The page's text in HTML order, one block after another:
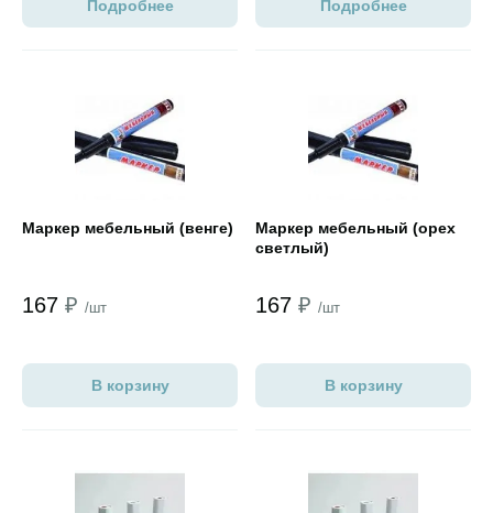
Подробнее Подробнее
Маркер мебельный (венге)
167 ₽ /шт
В корзину
Маркер мебельный (орех
светлый)
167 ₽ /шт
В корзину
Открыть товар Открыть товар